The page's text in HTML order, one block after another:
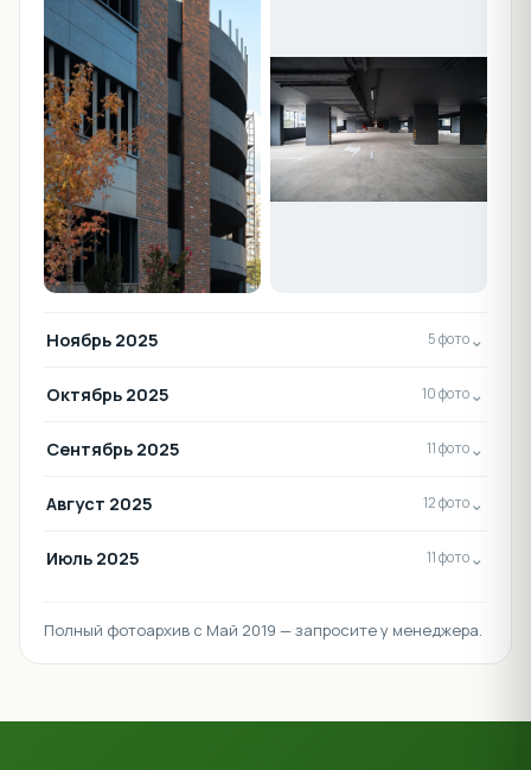
Ноябрь 2025 5 фото⌄
Октябрь 2025 10 фото⌄
Сентябрь 2025 11 фото⌄
Август 2025 12 фото⌄
Июль 2025 11 фото⌄
Полный фотоархив с Май 2019 — запросите у менеджера.